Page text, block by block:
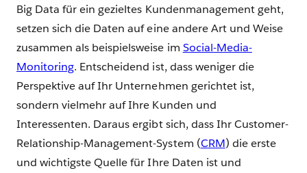
Big Data für ein gezieltes Kundenmanagement geht,
setzen sich die Daten auf eine andere Art und Weise
zusammen als beispielsweise im Social-Media-
Monitoring. Entscheidend ist, dass weniger die
Perspektive auf Ihr Unternehmen gerichtet ist,
sondern vielmehr auf Ihre Kunden und
Interessenten. Daraus ergibt sich, dass Ihr Customer-
Relationship-Management-System (CRM) die erste
und wichtigste Quelle für Ihre Daten ist und